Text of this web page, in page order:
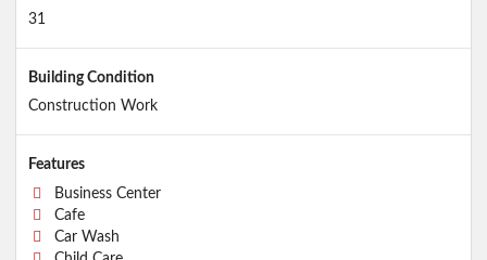
31
Building Condition
Construction Work
Features
Business Center
Cafe
Car Wash